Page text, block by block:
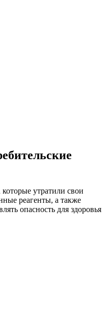
утратили свои
реагенты, а также
опасность для здоровья